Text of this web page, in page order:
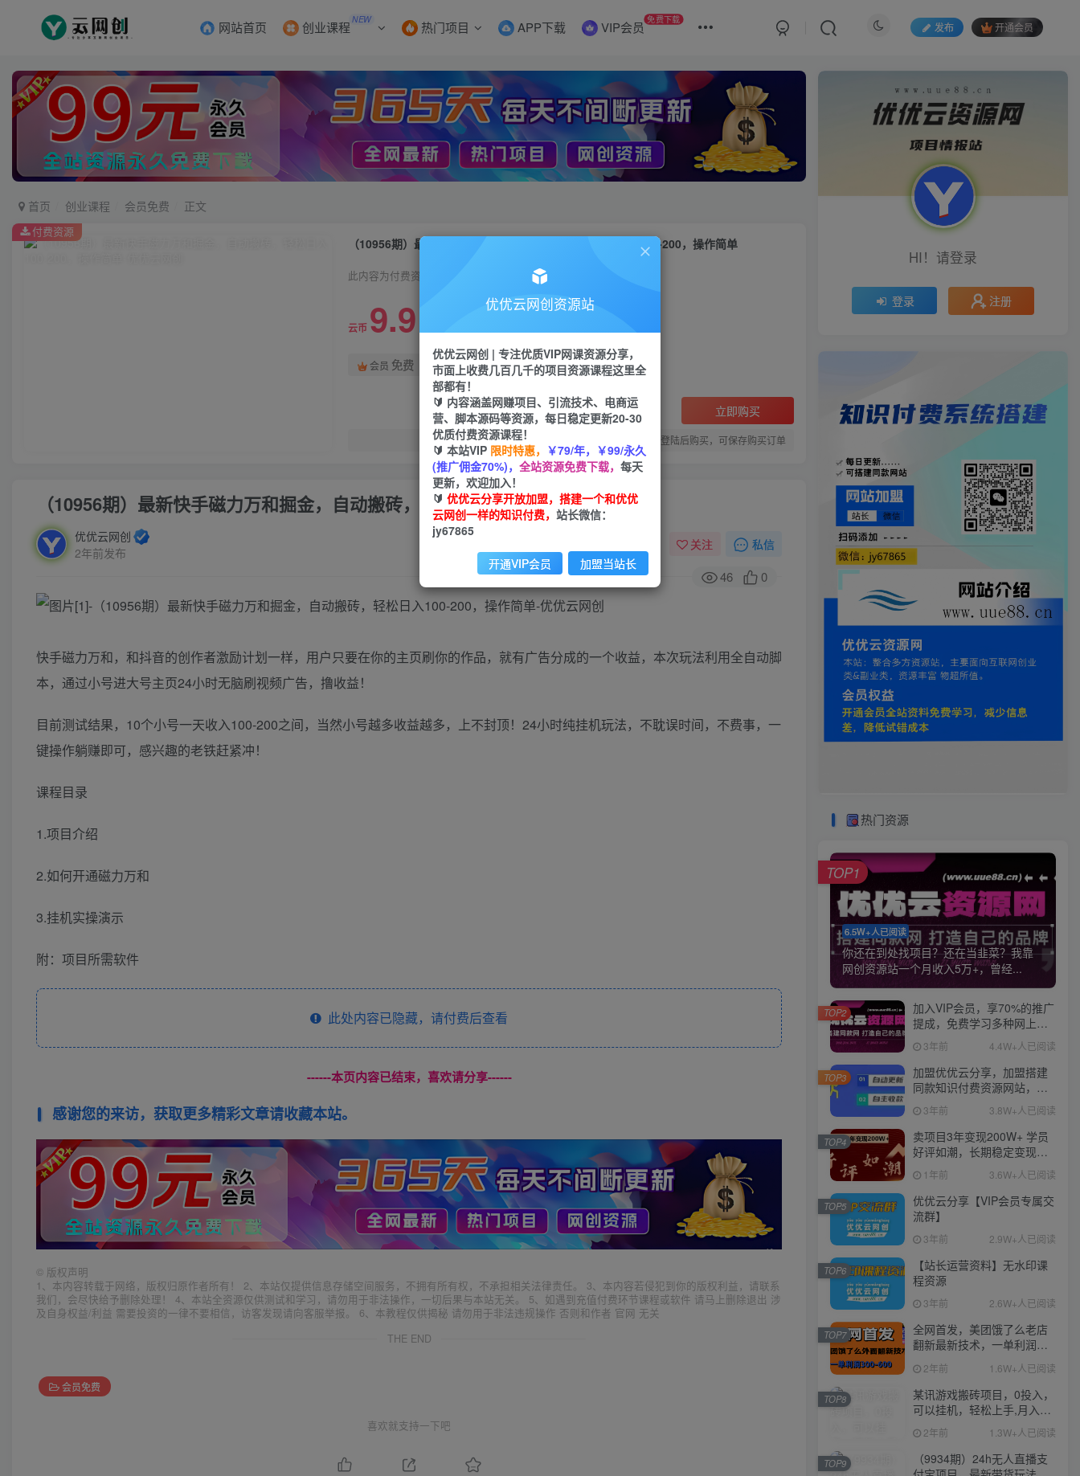
网站首页 创业课程 NEW 热门项目 APP下载 VIP会员 免费下载
发布 开通会员
首页 创业课程 会员免费 正文
（10956期）最新快手磁力万和掘金，自动搬砖，轻松日入100-200，操作简单
此内容为付费资源，请付费后查看
云币 9.9
会员 免费
立即购买
您当前未登录！建议登陆后购买，可保存购买订单
付费资源
（10956期）最新快手磁力万和掘金，自动搬砖，轻松日入100-200，操作简单
优优云网创
2年前发布
关注 私信
46 0
快手磁力万和，和抖音的创作者激励计划一样，用户只要在你的主页刷你的作品，就有广告分成的一个收益，本次玩法利用全自动脚
本，通过小号进大号主页24小时无脑刷视频广告，撸收益！
目前测试结果，10个小号一天收入100-200之间，当然小号越多收益越多，上不封顶！24小时纯挂机玩法，不耽误时间，不费事，一
键操作躺赚即可，感兴趣的老铁赶紧冲！
课程目录
1.项目介绍
2.如何开通磁力万和
3.挂机实操演示
附：项目所需软件
此处内容已隐藏，请付费后查看
------本页内容已结束，喜欢请分享------
感谢您的来访，获取更多精彩文章请收藏本站。
© 版权声明
1、本内容转载于网络，版权归原作者所有！ 2、本站仅提供信息存储空间服务，不拥有所有权，不承担相关法律责任。 3、本内容若侵犯到你的版权利益，请联系
我们，会尽快给予删除处理！ 4、本站全资源仅供测试和学习，请勿用于非法操作，一切后果与本站无关。 5、如遇到充值付费环节课程或软件 请马上删除退出 涉
及自身权益/利益 需要投资的一律不要相信，访客发现请向客服举报。 6、本教程仅供揭秘 请勿用于非法违规操作 否则和作者 官网 无关
THE END
会员免费
喜欢就支持一下吧
HI！请登录
登录 注册
热门资源
6.5W+人已阅读
你还在到处找项目？还在当韭菜？我靠
网创资源站一个月收入5万+，曾经...
TOP1
加入VIP会员，享70%的推广
提成，免费学习多种网上创
业课程，菜鸟秒变大神！
3年前 4.4W+人已阅读
TOP2
加盟优优云分享，加盟搭建
同款知识付费资源网站，实
现长期稳定被动收入~
3年前 3.8W+人已阅读
TOP3
卖项目3年变现200W+ 学员
好评如潮，长期稳定变现，
可以一直干到老！
1年前 3.6W+人已阅读
TOP4
优优云分享【VIP会员专属交
流群】
3年前 2.9W+人已阅读
TOP5
【站长运营资料】无水印课
程资源
3年前 2.6W+人已阅读
TOP6
全网首发，美团饿了么老店
翻新最新技术，一单利润
300-600
2年前 1.6W+人已阅读
TOP7
某讯游戏搬砖项目，0投入，
可以挂机，轻松上手,月入
3000+上不封顶
2年前 1.3W+人已阅读
TOP8
（9934期）24h无人直播支
TOP9
优优云网创资源站
优优云网创 | 专注优质VIP网课资源分享，
市面上收费几百几千的项目资源课程这里全
部都有！
🔰 内容涵盖网赚项目、引流技术、电商运
营、脚本源码等资源，每日稳定更新20-30
优质付费资源课程！
🔰 本站VIP 限时特惠， ￥79/年，￥99/永久
(推广佣金70%)， 全站资源免费下载， 每天
更新，欢迎加入！
🔰 优优云分享开放加盟，搭建一个和优优
云网创一样的知识付费， 站长微信：
jy67865
开通VIP会员 加盟当站长